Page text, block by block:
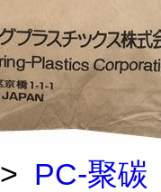
> PC-聚碳